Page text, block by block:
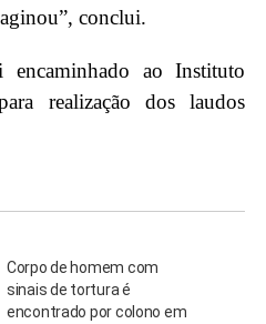
conclui.
ao Instituto
realização dos laudos
Corpo de homem com
sinais de tortura é
encontrado por colono em